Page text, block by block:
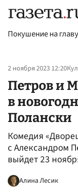
Покушение на
2 ноября 2023 12:20
Петров и
в
Полански
Комедия
с Александром
выйдет 23
Алина Лесик